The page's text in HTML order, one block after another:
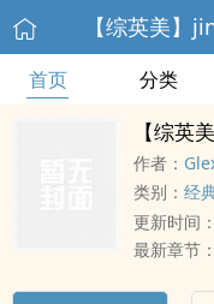
【综英美】
首页 分类
【综英
作者：
类别： 经
更新时间：
最新章节：